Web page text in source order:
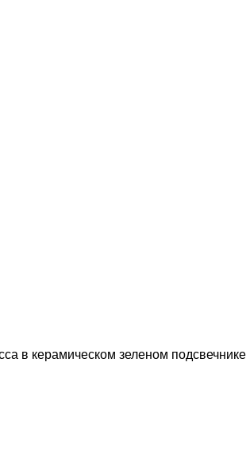
в керамическом зеленом